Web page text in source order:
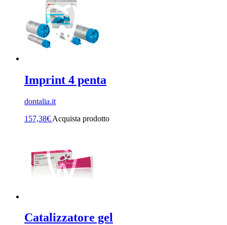
Imprint 4 penta
dontalia.it
157,38€ Acquista prodotto
Catalizzatore gel